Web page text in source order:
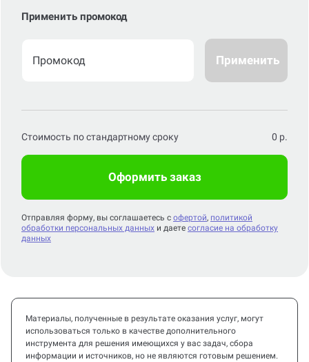
Применить промокод
Применить
Стоимость по стандартному сроку 0 р.
Оформить заказ
Отправляя форму, вы соглашаетесь с офертой, политикой
обработки персональных данных и даете согласие на обработку
данных
Материалы, полученные в результате оказания услуг, могут
использоваться только в качестве дополнительного
инструмента для решения имеющихся у вас задач, сбора
информации и источников, но не являются готовым решением.